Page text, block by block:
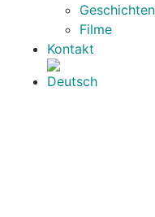
Geschichten
Filme
Kontakt